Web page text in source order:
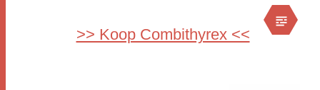
>> Koop Combithyrex <<